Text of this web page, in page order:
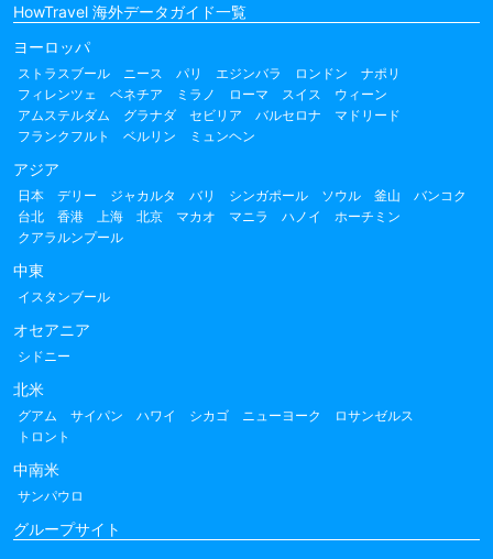
HowTravel 海外データガイド一覧
ヨーロッパ
ストラスブール ニース パリ エジンバラ ロンドン
ナポリ
フィレンツェ
ベネチア ミラノ ローマ スイス
ウィーン
アムステルダム
グラナダ セビリア バルセロナ
マドリード
フランクフルト
ベルリン ミュンヘン
アジア
日本 デリー ジャカルタ バリ シンガポール ソウル 釜山
バンコク
台北
香港 上海 北京 マカオ マニラ ハノイ
ホーチミン
クアラルンプール
中東
イスタンブール
オセアニア
シドニー
北米
グアム サイパン ハワイ シカゴ ニューヨーク
ロサンゼルス
トロント
中南米
サンパウロ
グループサイト